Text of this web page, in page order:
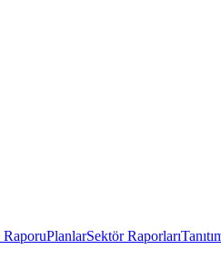
PlanlarSektör Raporları